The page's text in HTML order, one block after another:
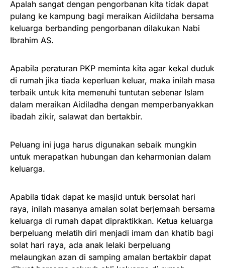
Apalah sangat dengan pengorbanan kita tidak dapat
pulang ke kampung bagi meraikan Aidildaha bersama
keluarga berbanding pengorbanan dilakukan Nabi
Ibrahim AS.
Apabila peraturan PKP meminta kita agar kekal duduk
di rumah jika tiada keperluan keluar, maka inilah masa
terbaik untuk kita memenuhi tuntutan sebenar Islam
dalam meraikan Aidiladha dengan memperbanyakkan
ibadah zikir, salawat dan bertakbir.
Peluang ini juga harus digunakan sebaik mungkin
untuk merapatkan hubungan dan keharmonian dalam
keluarga.
Apabila tidak dapat ke masjid untuk bersolat hari
raya, inilah masanya amalan solat berjemaah bersama
keluarga di rumah dapat dipraktikkan. Ketua keluarga
berpeluang melatih diri menjadi imam dan khatib bagi
solat hari raya, ada anak lelaki berpeluang
melaungkan azan di samping amalan bertakbir dapat